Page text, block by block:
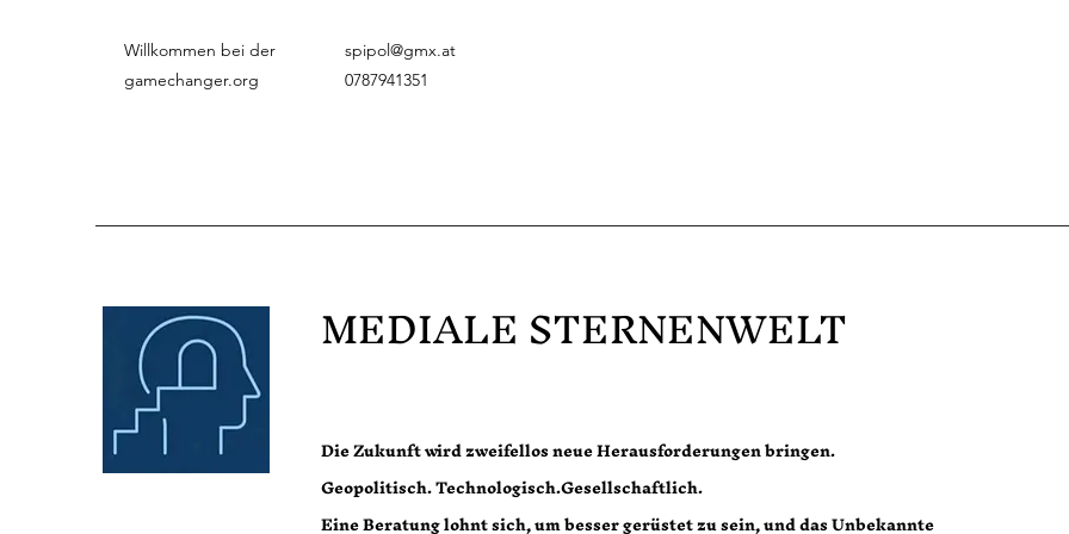
spipol@gmx.at
0787941351
Willkommen bei der
gamechanger.org
MEDIALE STERNENWELT
Die Zukunft wird zweifellos neue Herausforderungen bringen.
Geopolitisch. Technologisch.Gesellschaftlich.
Eine Beratung lohnt sich, um besser gerüstet zu sein, und das Unbekannte